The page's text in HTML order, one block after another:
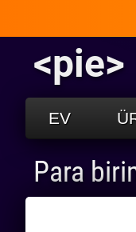
<pie>
EV
Para